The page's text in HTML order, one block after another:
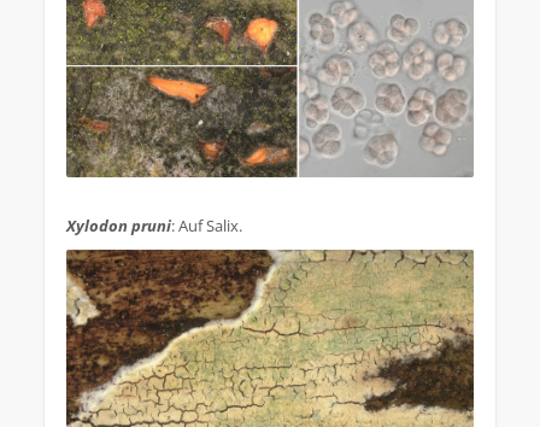
Xylodon pruni: Auf Salix.